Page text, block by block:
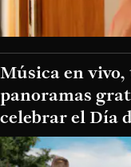
Música en
panoramas
celebrar el Día